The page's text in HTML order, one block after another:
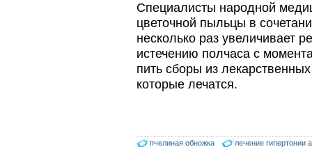
Специалисты народной
цветочной пыльцы в
несколько раз увеличивает
истечению полчаса с
пить сборы из
которые лечатся.
пчелиная обножка лечение гипертонии